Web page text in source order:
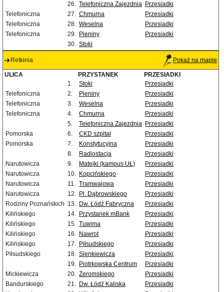
26. Telefoniczna Zajezdnia Przesiadki
Telefoniczna
27. Chmurna
Przesiadki
Telefoniczna
28. Weselna
Przesiadki
Telefoniczna
29. Pieniny
Przesiadki
30. Stoki
Retkinia Pokaż na mapie
ULICA PRZYSTANEK
PRZESIADKI
1.
Stoki
Przesiadki
Telefoniczna
2. Pieniny
Przesiadki
Telefoniczna
3. Weselna
Przesiadki
Telefoniczna
4. Chmurna
Przesiadki
5.
Telefoniczna Zajezdnia Przesiadki
Pomorska
6. CKD szpital
Przesiadki
Pomorska
7. Konstytucyjna
Przesiadki
8.
Radiostacja
Przesiadki
Narutowicza
9. Matejki (kampus UŁ)
Przesiadki
Narutowicza
10. Kopcińskiego
Przesiadki
Narutowicza
11. Tramwajowa
Przesiadki
Narutowicza
12. Pl. Dąbrowskiego
Przesiadki
Rodziny Poznańskich 13. Dw. Łódź Fabryczna
Przesiadki
Kilińskiego
14. Przystanek mBank
Przesiadki
Kilińskiego
15. Tuwima
Przesiadki
Kilińskiego
16. Nawrot
Przesiadki
Kilińskiego
17. Piłsudskiego
Przesiadki
Piłsudskiego
18. Sienkiewicza
Przesiadki
19. Piotrkowska Centrum
Przesiadki
Mickiewicza
20. Żeromskiego
Przesiadki
Bandurskiego
21. Dw. Łódź Kaliska
Przesiadki